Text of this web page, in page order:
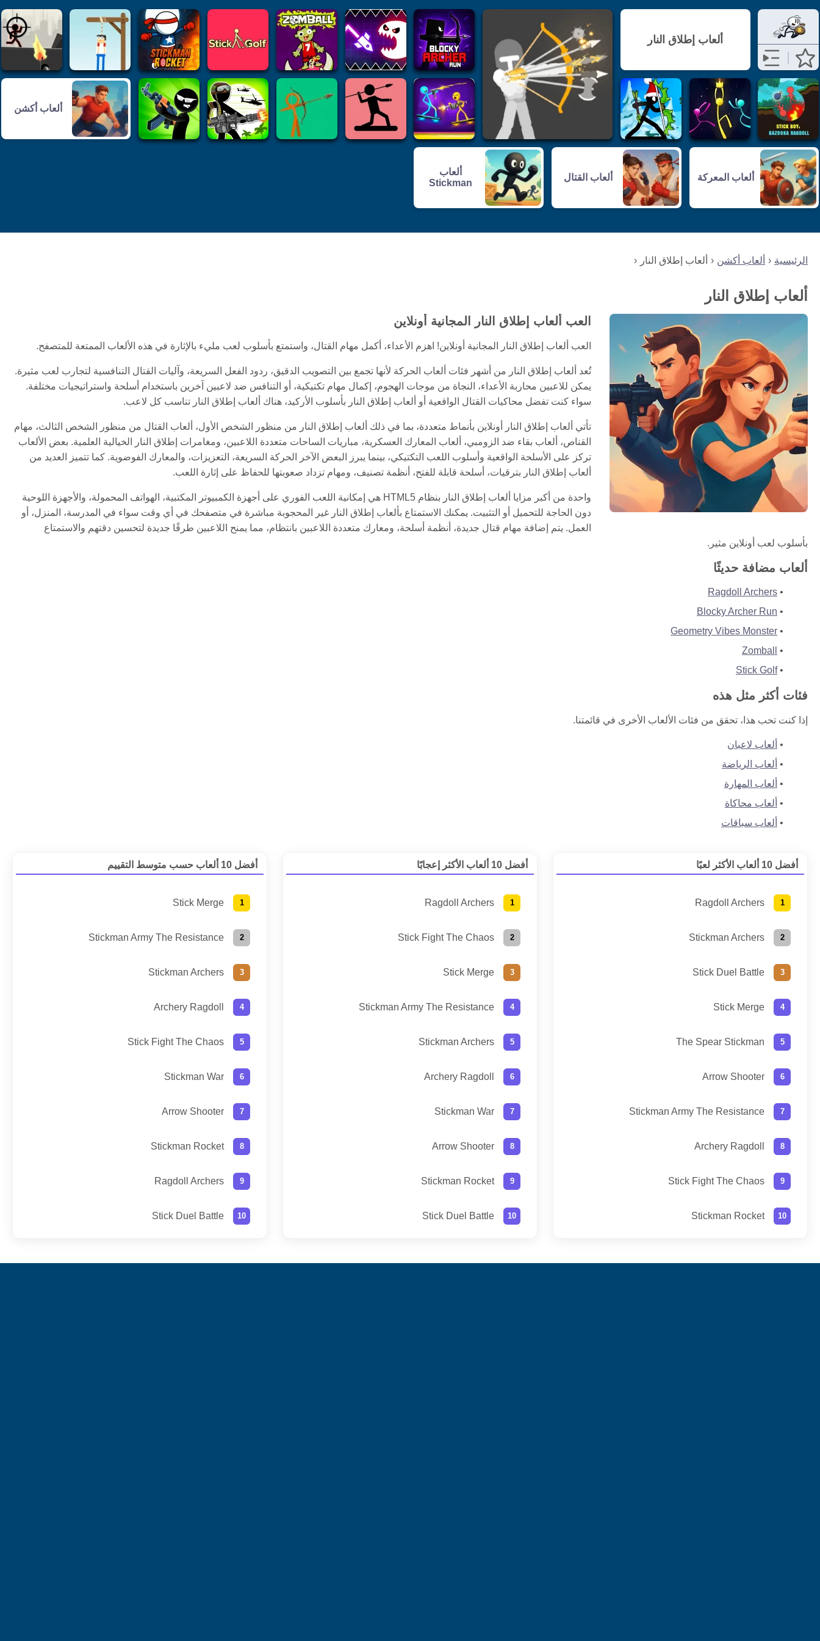
الرئيسية ألعاب أكشن ألعاب إطلاق النار
ألعاب إطلاق النار
العب ألعاب إطلاق النار المجانية أونلاين
العب ألعاب إطلاق النار المجانية أونلاين! اهزم الأعداء، أكمل مهام القتال، واستمتع بأسلوب لعب مليء بالإثارة في هذه الألعاب الممتعة للمتصفح.
تُعد ألعاب إطلاق النار من أشهر فئات ألعاب الحركة لأنها تجمع بين التصويب الدقيق، ردود الفعل السريعة، وآليات القتال التنافسية لتجارب لعب مثيرة.
يمكن للاعبين محاربة الأعداء، النجاة من موجات الهجوم، إكمال مهام تكتيكية، أو التنافس ضد لاعبين آخرين باستخدام أسلحة واستراتيجيات مختلفة.
سواء كنت تفضل محاكيات القتال الواقعية أو ألعاب إطلاق النار بأسلوب الأركيد، هناك ألعاب إطلاق النار تناسب كل لاعب.
تأتي ألعاب إطلاق النار أونلاين بأنماط متعددة، بما في ذلك ألعاب إطلاق النار من منظور الشخص الأول، ألعاب القتال من منظور الشخص الثالث، مهام
القناص، ألعاب بقاء ضد الزومبي، ألعاب المعارك العسكرية، مباريات الساحات متعددة اللاعبين، ومغامرات إطلاق النار الخيالية العلمية. بعض الألعاب
تركز على الأسلحة الواقعية وأسلوب اللعب التكتيكي، بينما يبرز البعض الآخر الحركة السريعة، التعزيزات، والمعارك الفوضوية. كما تتميز العديد من
ألعاب إطلاق النار بترقيات، أسلحة قابلة للفتح، أنظمة تصنيف، ومهام تزداد صعوبتها للحفاظ على إثارة اللعب.
واحدة من أكبر مزايا ألعاب إطلاق النار بنظام HTML5 هي إمكانية اللعب الفوري على أجهزة الكمبيوتر المكتبية، الهواتف المحمولة، والأجهزة اللوحية
دون الحاجة للتحميل أو التثبيت. يمكنك الاستمتاع بألعاب إطلاق النار غير المحجوبة مباشرة في متصفحك في أي وقت سواء في المدرسة، المنزل، أو
العمل. يتم إضافة مهام قتال جديدة، أنظمة أسلحة، ومعارك متعددة اللاعبين بانتظام، مما يمنح اللاعبين طرقًا جديدة لتحسين دقتهم والاستمتاع
بأسلوب لعب أونلاين مثير.
ألعاب مضافة حديثًا
Ragdoll Archers
Blocky Archer Run
Geometry Vibes Monster
Zomball
Stick Golf
فئات أكثر مثل هذه
إذا كنت تحب هذا، تحقق من فئات الألعاب الأخرى في قائمتنا.
ألعاب لاعبان
ألعاب الرياضة
ألعاب المهارة
ألعاب محاكاة
ألعاب سباقات
أفضل 10 ألعاب الأكثر لعبًا
Ragdoll Archers
Stickman Archers
Stick Duel Battle
Stick Merge
The Spear Stickman
Arrow Shooter
Stickman Army The Resistance
Archery Ragdoll
Stick Fight The Chaos
Stickman Rocket
أفضل 10 ألعاب الأكثر إعجابًا
Ragdoll Archers
Stick Fight The Chaos
Stick Merge
Stickman Army The Resistance
Stickman Archers
Archery Ragdoll
Stickman War
Arrow Shooter
Stickman Rocket
Stick Duel Battle
أفضل 10 ألعاب حسب متوسط التقييم
Stick Merge
Stickman Army The Resistance
Stickman Archers
Archery Ragdoll
Stick Fight The Chaos
Stickman War
Arrow Shooter
Stickman Rocket
Ragdoll Archers
Stick Duel Battle
ألعاب إطلاق النار
ألعاب أكشن
ألعاب المعركة ألعاب القتال
ألعاب
Stickman